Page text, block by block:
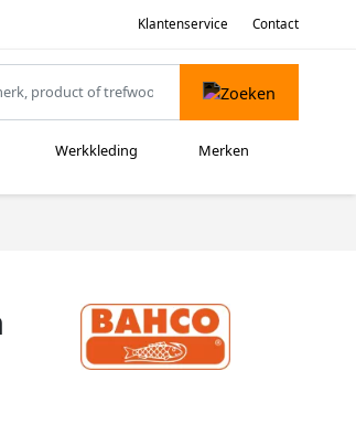
Klantenservice Contact
Werkkleding Merken